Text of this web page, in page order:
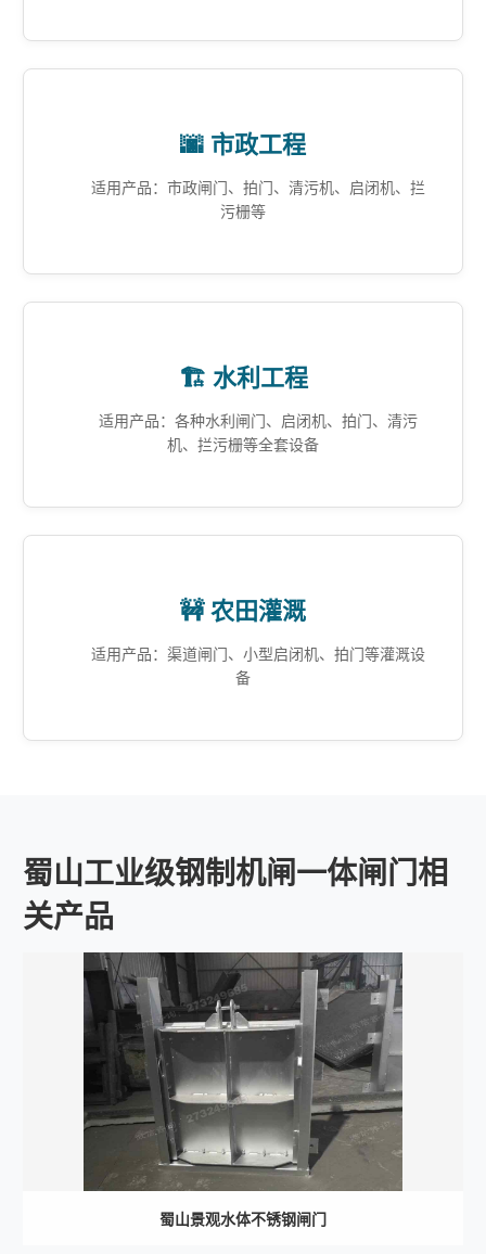
🌆 市政工程
适用产品：市政闸门、拍门、清污机、启闭机、拦
污栅等
🏗️ 水利工程
适用产品：各种水利闸门、启闭机、拍门、清污
机、拦污栅等全套设备
🚧 农田灌溉
适用产品：渠道闸门、小型启闭机、拍门等灌溉设
备
蜀山工业级钢制机闸一体闸门相
关产品
蜀山景观水体不锈钢闸门